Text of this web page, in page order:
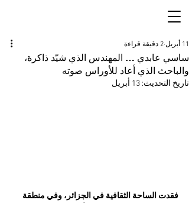
ساسي عابدي … المهندس الذي شيّد ذاكرة،
والباحث الذي أعاد للأوراس صوته
11 أبريل 2 دقيقة قراءة
تاريخ التحديث: 13 أبريل
فقدت الساحة الثقافية في الجزائر، وفي منطقة